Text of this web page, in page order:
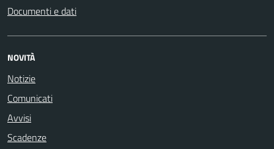
Documenti e dati
NOVITÀ
Notizie
Comunicati
Avvisi
Scadenze